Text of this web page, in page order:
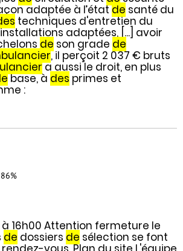
adaptée à l’étatde santé du
techniques d'entretien du
adaptées, [...] avoir
de son grade de
, il perçoit 2 037 € bruts
a aussi le droit, en plus
base, à des primes et
:
86%
16h00 Attention fermeture le
de dossiers de sélection se font